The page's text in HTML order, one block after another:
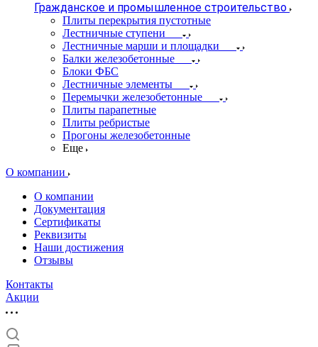
Гражданское и промышленное строительство
Плиты перекрытия пустотные
Лестничные ступени
Лестничные марши и площадки
Балки железобетонные
Блоки ФБС
Лестничные элементы
Перемычки железобетонные
Плиты парапетные
Плиты ребристые
Прогоны железобетонные
Еще
О компании
О компании
Документация
Сертификаты
Реквизиты
Наши достижения
Отзывы
Контакты
Акции